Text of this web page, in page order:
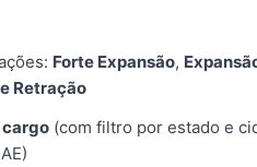
Forte Expansão,
Retração
cargo (com filtro por estado e